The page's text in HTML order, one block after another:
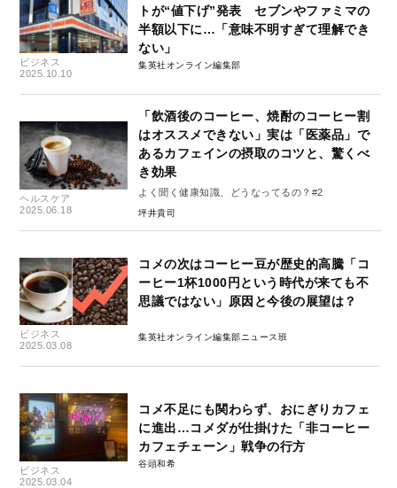
ビジネス
2025.10.10
トが“値下げ”発表 セブンやファミマの
半額以下に…「意味不明すぎて理解でき
ない」
集英社オンライン編集部
ヘルスケア
2025.06.18
「飲酒後のコーヒー、焼酎のコーヒー割
はオススメできない」実は「医薬品」で
あるカフェインの摂取のコツと、驚くべ
き効果
よく聞く健康知識、どうなってるの？#2
坪井貴司
ビジネス
2025.03.08
コメの次はコーヒー豆が歴史的高騰「コ
ーヒー1杯1000円という時代が来ても不
思議ではない」原因と今後の展望は？
集英社オンライン編集部ニュース班
ビジネス
2025.03.04
コメ不足にも関わらず、おにぎりカフェ
に進出…コメダが仕掛けた「非コーヒー
カフェチェーン」戦争の行方
谷頭和希